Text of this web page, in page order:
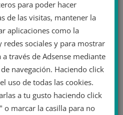
para poder hacer
de las visitas, mantener la
aplicaciones como la
sociales y para mostrar
través de Adsense mediante
navegación. Haciendo click
uso de todas las cookies.
a tu gusto haciendo click
o marcar la casilla para no